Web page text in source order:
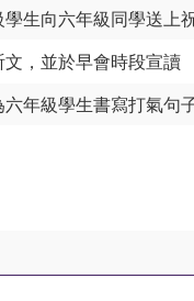
生向六年級同學送上
，並於早會時段宣讀
年級學生書寫打氣句